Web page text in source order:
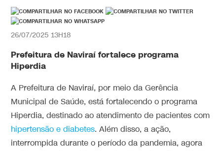
26/07/2025 13H18
Prefeitura de Naviraí fortalece programa
Hiperdia
A Prefeitura de Naviraí, por meio da Gerência
Municipal de Saúde, está fortalecendo o programa
Hiperdia, destinado ao atendimento de pacientes com
hipertensão e diabetes. Além disso, a ação,
interrompida durante o período da pandemia, agora